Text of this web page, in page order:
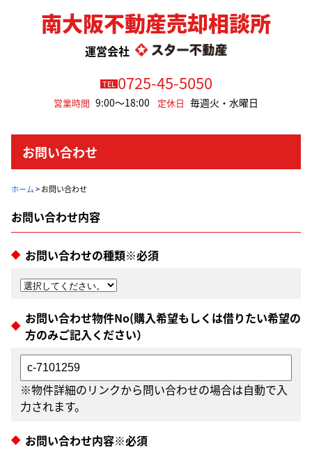
南大阪不動産売却相談所
運営会社
TEL0725-45-5050
営業時間 9:00～18:00 定休日 毎週火・水曜日
お問い合わせ
ホーム>お問い合わせ
お問い合わせの種類※必須
お問い合わせ物件No(購入希望もしくは借りたい希望の
方のみご記入ください）
※物件詳細のリンクから問い合わせの場合は自動で入
力されます。
お問い合わせ内容※必須